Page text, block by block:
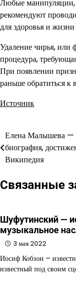
Любые манипуляции,
рекомендуют
для здоровья и жизни
Удаление чирья, или
процедура,
При появлении
раньше обратиться к
Источник
Навигация
по
Елена Малышева —
биография,
Википедия
Связанные
Шуфутинский —
музыкальное
3 мая 2022
Иосиф Кобзон –
известный под своим